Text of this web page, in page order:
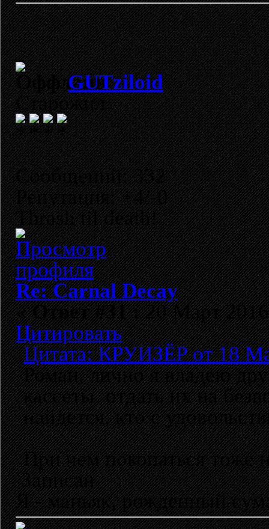
GUTziloid
Старожил
Сообщений: 332
Репутация: +4/-0
Thrash til death!
Re: Carnal Decay
«Ответ #31 :20 Март
Цитировать
Цитата: КРУИЗЁР от 18
Роман, лично я владею
кассеты, отдать их на
найдется, кто с
При чем покопаться тоже
Записан
Я - маньяк, рожденный